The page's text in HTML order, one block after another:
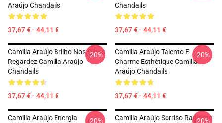
Araújo Chandails
37,67 € - 44,11 €
Chandails
37,67 € - 44,11 €
Camilla Araújo Brilho Nos Olhos
Regardez Camilla Araújo
Chandails
37,67 € - 44,11 €
-20%
Camilla Araújo Talento E
Charme Esthétique Camilla
Araújo Chandails
37,67 € - 44,11 €
-20%
Camilla Araújo Energia
-20%
Camilla Araújo Sorriso Radiante
-20%